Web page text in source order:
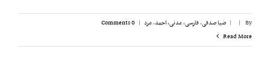
By
|
| ضیا صدقی,فارسی,مدنی، احمد,مرد |
0 Comments
Read More